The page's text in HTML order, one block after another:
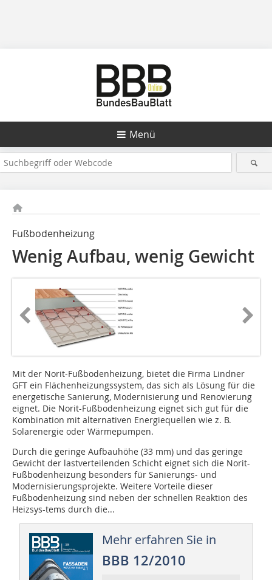
Menü
Fußbodenheizung
Wenig Aufbau, wenig Gewicht
Mit der Norit-Fußbodenheizung, bietet die Firma Lindner
GFT ein Flächenheizungssystem, das sich als Lösung für die
energetische Sanierung, Modernisierung und Renovierung
eignet. Die Norit-Fußbodenheizung eignet sich gut für die
Kombination mit alternativen Energiequellen wie z. B.
Solarenergie oder Wärmepumpen.
Durch die geringe Aufbauhöhe (33 mm) und das geringe
Gewicht der lastverteilenden Schicht eignet sich die Norit-
Fußbodenheizung besonders für Sanierungs- und
Modernisierungsprojekte. Weitere Vorteile dieser
Fußbodenheizung sind neben der schnellen Reaktion des
Heizsys-tems durch die...
Mehr erfahren Sie in
BBB 12/2010